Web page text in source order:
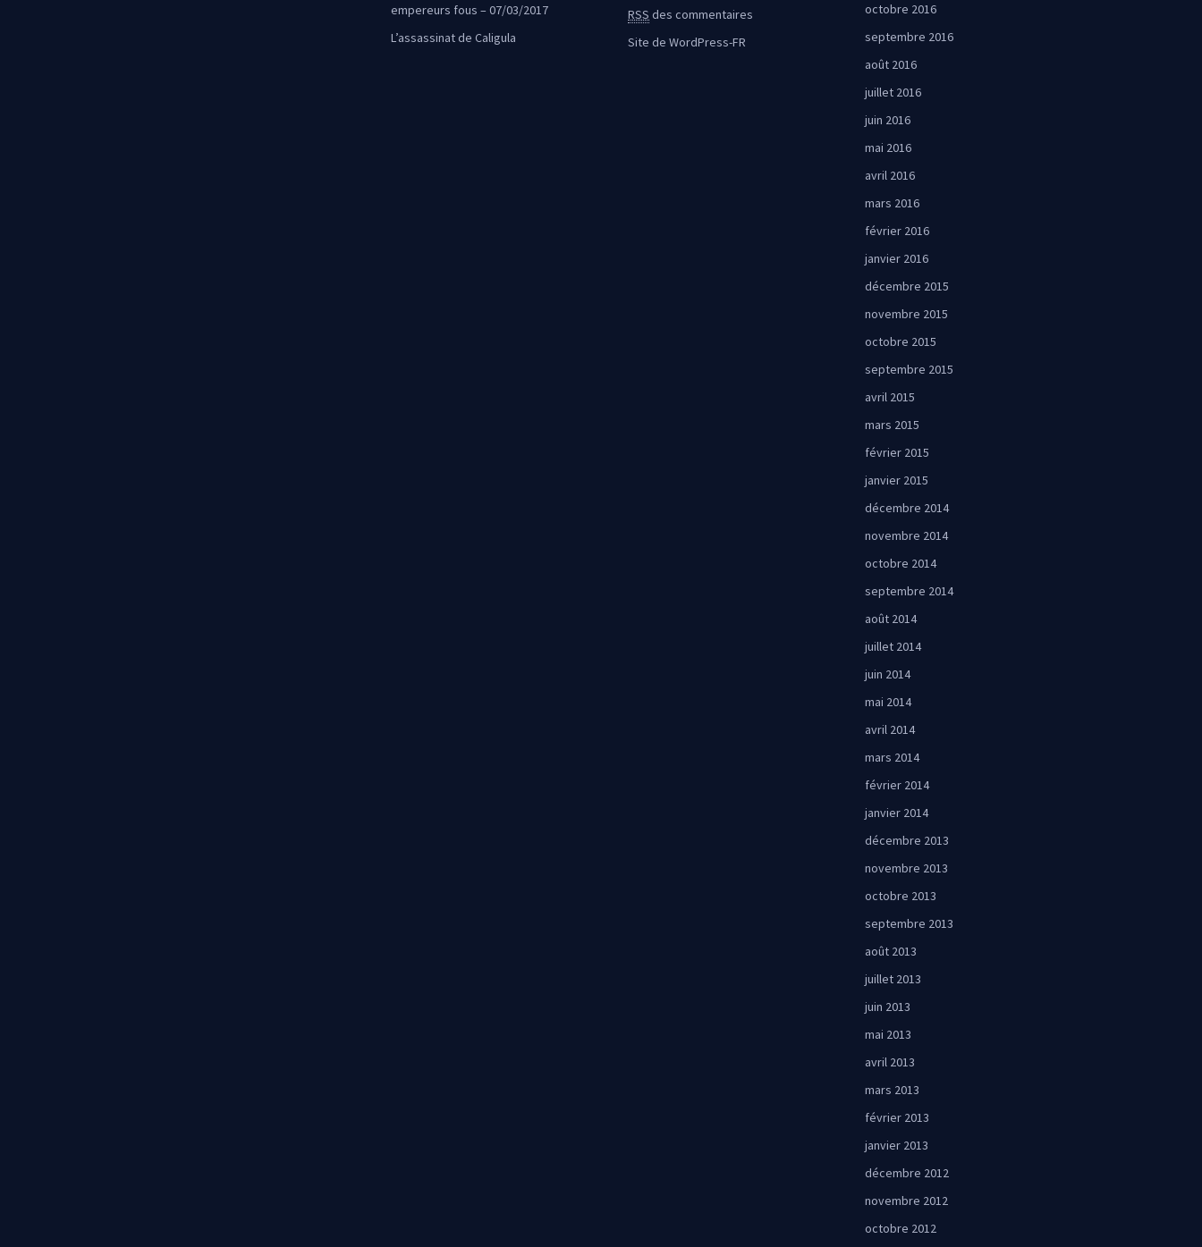
empereurs fous – 07/03/2017
L’assassinat de Caligula
octobre 2016
septembre 2016
août 2016
juillet 2016
juin 2016
mai 2016
avril 2016
mars 2016
février 2016
janvier 2016
décembre 2015
novembre 2015
octobre 2015
septembre 2015
avril 2015
mars 2015
février 2015
janvier 2015
décembre 2014
novembre 2014
octobre 2014
septembre 2014
août 2014
juillet 2014
juin 2014
mai 2014
avril 2014
mars 2014
février 2014
janvier 2014
décembre 2013
novembre 2013
octobre 2013
septembre 2013
août 2013
juillet 2013
juin 2013
mai 2013
avril 2013
mars 2013
février 2013
janvier 2013
décembre 2012
novembre 2012
octobre 2012
RSS des commentaires
Site de WordPress-FR